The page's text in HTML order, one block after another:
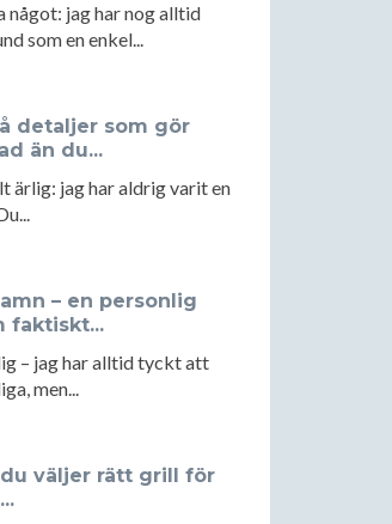
något: jag har nog alltid
som en enkel...
detaljer som gör
än du...
ärlig: jag har aldrig varit en
– en personlig
faktiskt...
– jag har alltid tyckt att
men...
du väljer rätt grill för